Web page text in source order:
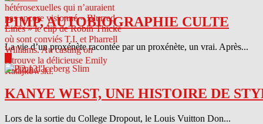
PIMP, AUTOBIOGRAPHIE CULTE
La vie d’un proxénète racontée par un proxénète, un vrai. Après...
04.12.13
KANYE WEST, UNE HISTOIRE DE
Lors de la sortie du College Dropout, le Louis Vuitton Don...